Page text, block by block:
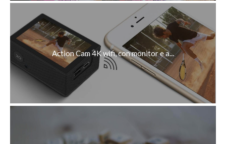
Action Cam 4K wifi, con monitor e a...